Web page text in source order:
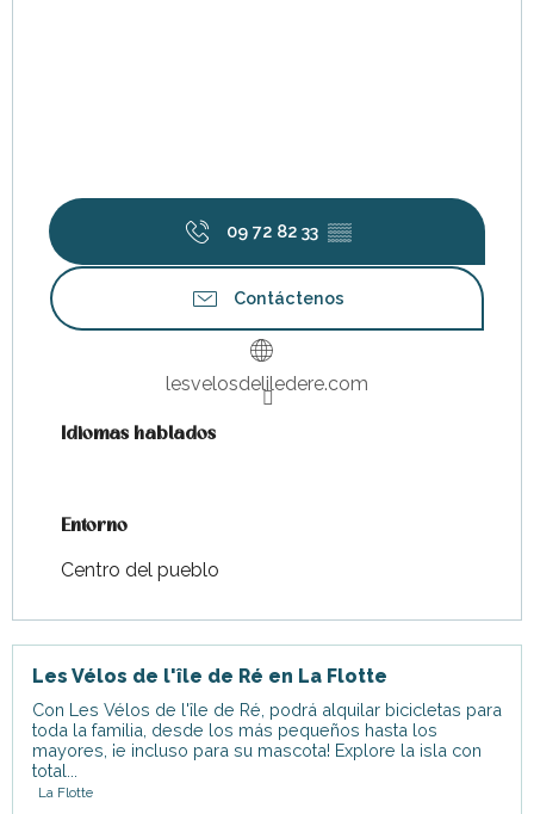
09 72 82 33 ▒▒
Contáctenos
lesvelosdeliledere.com
Idiomas hablados
Idiomas hablados
Entorno
Entorno
Centro del pueblo
Les Vélos de l'île de Ré en La Flotte
Con Les Vélos de l'île de Ré, podrá alquilar bicicletas para
toda la familia, desde los más pequeños hasta los
mayores, ¡e incluso para su mascota! Explore la isla con
total...
La Flotte